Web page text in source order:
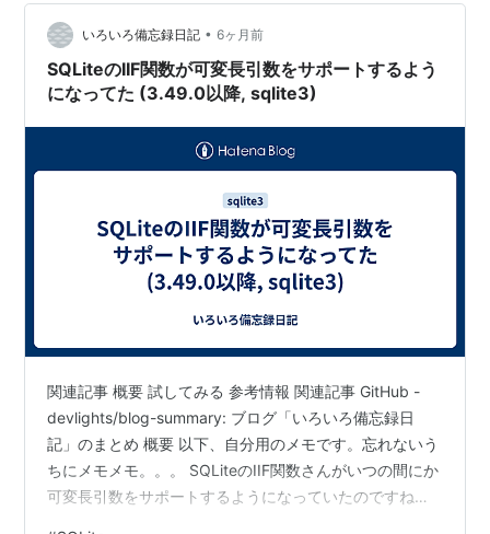
-cmd ".width 0 0 0 100" ./my.db "select c1,c2,c3,c4
from test_table" 複数の設定…
いろいろ備忘録日記 • 6ヶ月前
SQLiteのIIF関数が可変長引数をサポートするよう
になってた (3.49.0以降, sqlite3)
関連記事 概要 試してみる 参考情報 関連記事 GitHub -
devlights/blog-summary: ブログ「いろいろ備忘録日
記」のまとめ 概要 以下、自分用のメモです。忘れないう
ちにメモメモ。。。 SQLiteのIIF関数さんがいつの間にか
可変長引数をサポートするようになっていたのですね。